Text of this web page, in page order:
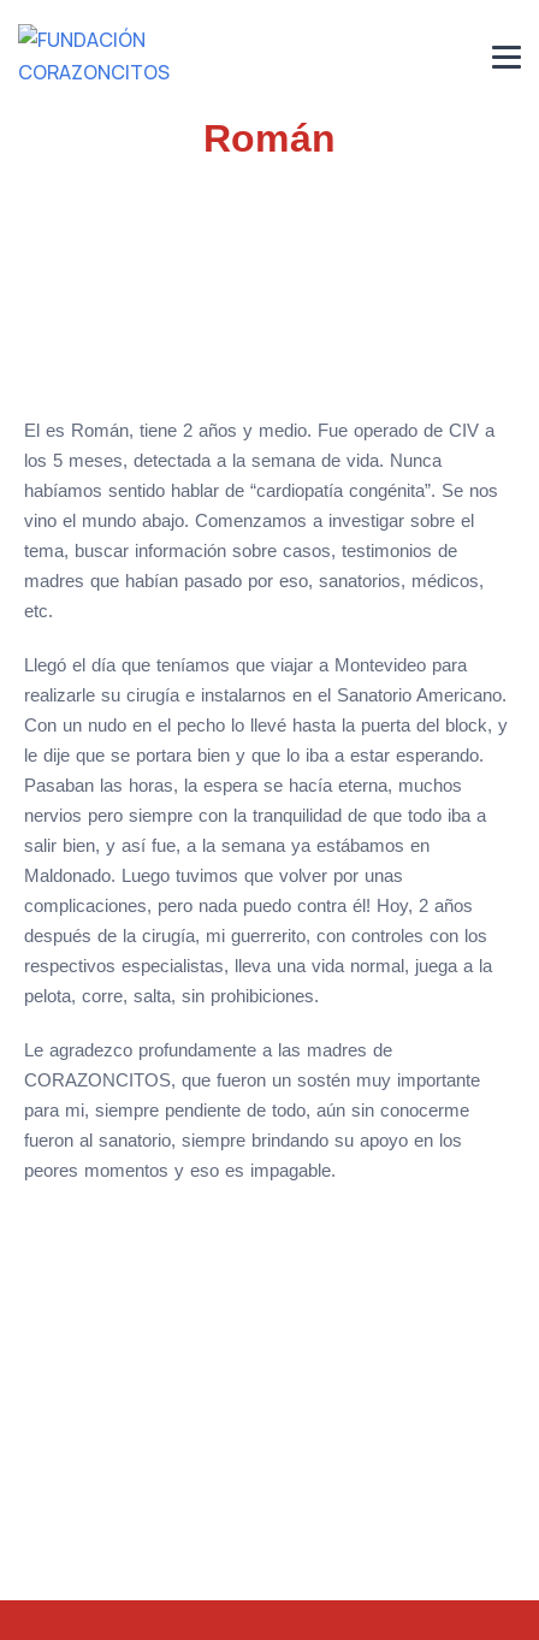
Román
El es Román, tiene 2 años y medio. Fue operado de CIV a
los 5 meses, detectada a la semana de vida. Nunca
habíamos sentido hablar de “cardiopatía congénita”. Se nos
vino el mundo abajo. Comenzamos a investigar sobre el
tema, buscar información sobre casos, testimonios de
madres que habían pasado por eso, sanatorios, médicos,
etc.
Llegó el día que teníamos que viajar a Montevideo para
realizarle su cirugía e instalarnos en el Sanatorio Americano.
Con un nudo en el pecho lo llevé hasta la puerta del block, y
le dije que se portara bien y que lo iba a estar esperando.
Pasaban las horas, la espera se hacía eterna, muchos
nervios pero siempre con la tranquilidad de que todo iba a
salir bien, y así fue, a la semana ya estábamos en
Maldonado. Luego tuvimos que volver por unas
complicaciones, pero nada puedo contra él! Hoy, 2 años
después de la cirugía, mi guerrerito, con controles con los
respectivos especialistas, lleva una vida normal, juega a la
pelota, corre, salta, sin prohibiciones.
Le agradezco profundamente a las madres de
CORAZONCITOS, que fueron un sostén muy importante
para mi, siempre pendiente de todo, aún sin conocerme
fueron al sanatorio, siempre brindando su apoyo en los
peores momentos y eso es impagable.